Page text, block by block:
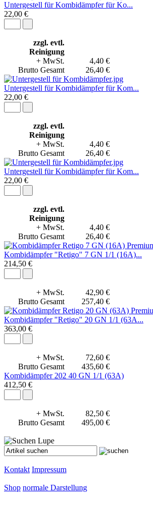
Untergestell für Kombidämpfer für Ko...
22,00 €
zzgl. evtl.
Reinigung
+ MwSt.
4,40 €
Brutto Gesamt
26,40 €
Untergestell für Kombidämpfer für Kom...
22,00 €
zzgl. evtl.
Reinigung
+ MwSt.
4,40 €
Brutto Gesamt
26,40 €
Untergestell für Kombidämpfer für Kom...
22,00 €
zzgl. evtl.
Reinigung
+ MwSt.
4,40 €
Brutto Gesamt
26,40 €
Kombidämpfer "Retigo" 7 GN 1/1 (16A)...
214,50 €
+ MwSt.
42,90 €
Brutto Gesamt
257,40 €
Kombidämpfer "Retigo" 20 GN 1/1 (63A...
363,00 €
+ MwSt.
72,60 €
Brutto Gesamt
435,60 €
Kombidämpfer 202 40 GN 1/1 (63A)
412,50 €
+ MwSt.
82,50 €
Brutto Gesamt
495,00 €
Kontakt Impressum
Shop normale Darstellung